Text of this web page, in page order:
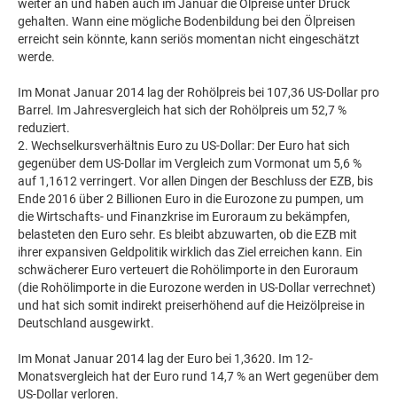
weiter an und haben auch im Januar die Ölpreise unter Druck
gehalten. Wann eine mögliche Bodenbildung bei den Ölpreisen
erreicht sein könnte, kann seriös momentan nicht eingeschätzt
werde.
Im Monat Januar 2014 lag der Rohölpreis bei 107,36 US-Dollar pro
Barrel. Im Jahresvergleich hat sich der Rohölpreis um 52,7 %
reduziert.
2. Wechselkursverhältnis Euro zu US-Dollar: Der Euro hat sich
gegenüber dem US-Dollar im Vergleich zum Vormonat um 5,6 %
auf 1,1612 verringert. Vor allen Dingen der Beschluss der EZB, bis
Ende 2016 über 2 Billionen Euro in die Eurozone zu pumpen, um
die Wirtschafts- und Finanzkrise im Euroraum zu bekämpfen,
belasteten den Euro sehr. Es bleibt abzuwarten, ob die EZB mit
ihrer expansiven Geldpolitik wirklich das Ziel erreichen kann. Ein
schwächerer Euro verteuert die Rohölimporte in den Euroraum
(die Rohölimporte in die Eurozone werden in US-Dollar verrechnet)
und hat sich somit indirekt preiserhöhend auf die Heizölpreise in
Deutschland ausgewirkt.
Im Monat Januar 2014 lag der Euro bei 1,3620. Im 12-
Monatsvergleich hat der Euro rund 14,7 % an Wert gegenüber dem
US-Dollar verloren.